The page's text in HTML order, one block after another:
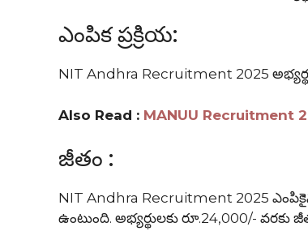
ఎంపిక ప్రక్రియ:
NIT Andhra Recruitment 2025
Also Read : MANUU Recruitment
జీతం :
NIT Andhra Recruitment 2025 ఎంపికైన
ఉంటుంది. అభ్యర్థులకు రూ.24,000/- వరకు